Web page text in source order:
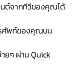
นต์จากทีวีของคุณได้
ศัพท์ของคุณบน
ยๆ ผ่าน Quick